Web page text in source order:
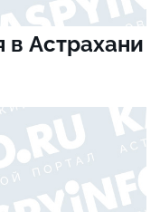
в Астрахани